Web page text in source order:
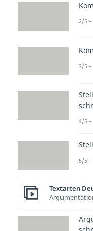
2/5 –
3/5
4/5 –
5/5
Textarten